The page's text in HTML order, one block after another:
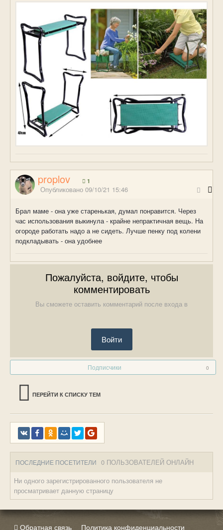
proplov 1
Опубликовано 09/10/21 15:46
Брал маме - она уже старенькая, думал понравится. Через
час использования выкинула - крайне непрактичная вещь. На
огороде работать надо а не сидеть. Лучше пенку под колени
подкладывать - она удобнее
Пожалуйста, войдите, чтобы
комментировать
Вы сможете оставить комментарий после входа в
Войти
Подписчики 0
ПЕРЕЙТИ К СПИСКУ ТЕМ
ПОСЛЕДНИЕ ПОСЕТИТЕЛИ 0 ПОЛЬЗОВАТЕЛЕЙ ОНЛАЙН
Ни одного зарегистрированного пользователя не
просматривает данную страницу
Обратная связь Политика конфиденциальности